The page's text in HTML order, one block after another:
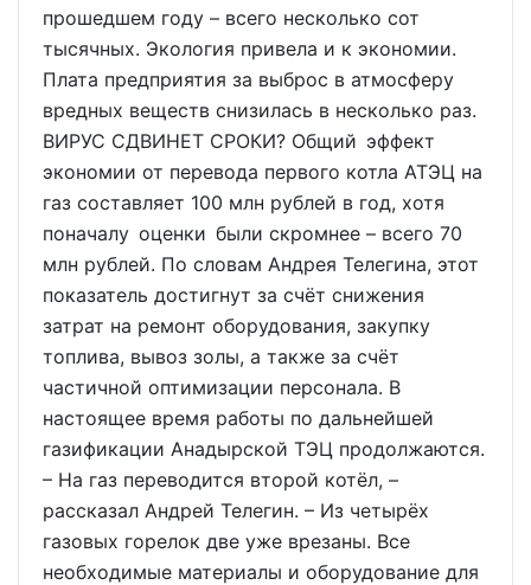
прошедшем году – всего несколько сот
тысячных. Экология привела и к экономии.
Плата предприятия за выброс в атмосферу
вредных веществ снизилась в несколько раз.
ВИРУС СДВИНЕТ СРОКИ? Общий эффект
экономии от перевода первого котла АТЭЦ на
газ составляет 100 млн рублей в год, хотя
поначалу оценки были скромнее – всего 70
млн рублей. По словам Андрея Телегина, этот
показатель достигнут за счёт снижения
затрат на ремонт оборудования, закупку
топлива, вывоз золы, а также за счёт
частичной оптимизации персонала. В
настоящее время работы по дальнейшей
газификации Анадырской ТЭЦ продолжаются.
– На газ переводится второй котёл, –
рассказал Андрей Телегин. – Из четырёх
газовых горелок две уже врезаны. Все
необходимые материалы и оборудование для